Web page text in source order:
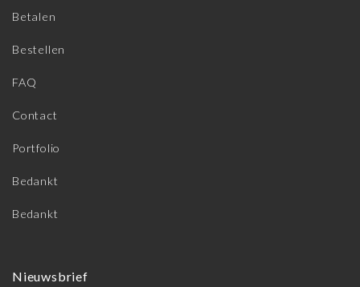
Betalen
Bestellen
FAQ
Contact
Portfolio
Bedankt
Bedankt
Nieuwsbrief